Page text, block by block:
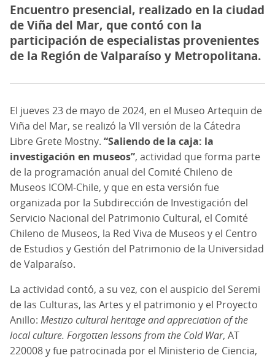
Encuentro presencial, realizado en la ciudad
de Viña del Mar, que contó con la
participación de especialistas provenientes
de la Región de Valparaíso y Metropolitana.
El jueves 23 de mayo de 2024, en el Museo Artequin de
Viña del Mar, se realizó la VII versión de la Cátedra
Libre Grete Mostny. “Saliendo de la caja: la
investigación en museos”, actividad que forma parte
de la programación anual del Comité Chileno de
Museos ICOM-Chile, y que en esta versión fue
organizada por la Subdirección de Investigación del
Servicio Nacional del Patrimonio Cultural, el Comité
Chileno de Museos, la Red Viva de Museos y el Centro
de Estudios y Gestión del Patrimonio de la Universidad
de Valparaíso.
La actividad contó, a su vez, con el auspicio del Seremi
de las Culturas, las Artes y el patrimonio y el Proyecto
Anillo: Mestizo cultural heritage and appreciation of the
local culture. Forgotten lessons from the Cold War, AT
220008 y fue patrocinada por el Ministerio de Ciencia,